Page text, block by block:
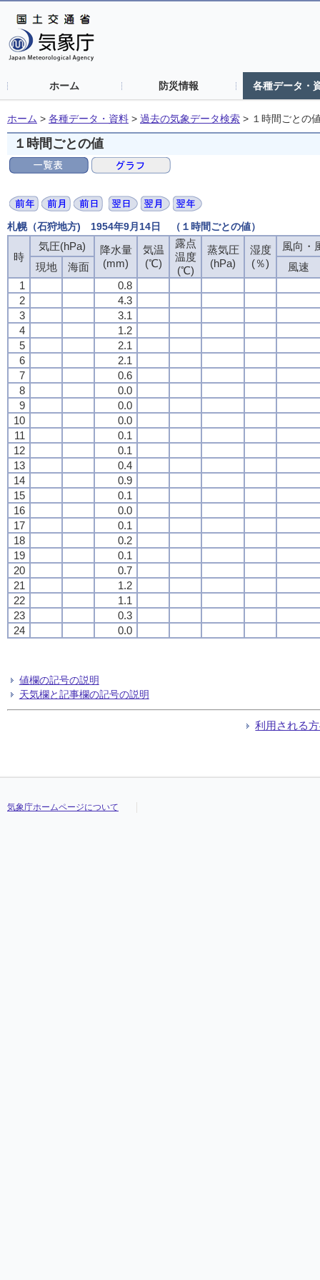
ホーム 防災情報 各種データ・
ホーム > 各種データ・資料 > 過去の気象データ検索 > １時間ごとの
１時間ごとの値
札幌（石狩地方) 1954年9月14日 （１時間ごとの値）
時
気圧(hPa)
降水量
(mm)
気温
(℃)
露点
温度
(℃)
蒸気圧
(hPa)
湿度
(％)
風向・
現地
海面
風速
1
0.8
2
4.3
3
3.1
4
1.2
5
2.1
6
2.1
7
0.6
8
0.0
9
0.0
10
0.0
11
0.1
12
0.1
13
0.4
14
0.9
15
0.1
16
0.0
17
0.1
18
0.2
19
0.1
20
0.7
21
1.2
22
1.1
23
0.3
24
0.0
値欄の記号の説明
天気欄と記事欄の記号の説明
利用される
気象庁ホームページについて